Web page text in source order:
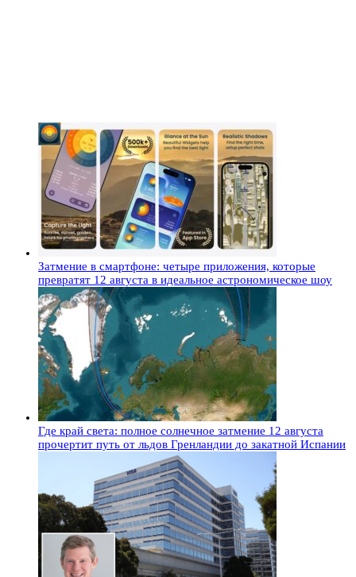
Затмение в смартфоне: четыре приложения, которые
превратят 12 августа в идеальное астрономическое шоу
Где край света: полное солнечное затмение 12 августа
прочертит путь от льдов Гренландии до закатной Испании